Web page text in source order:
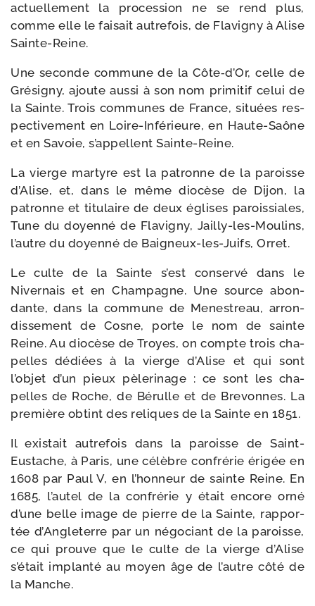
actuel­le­ment la pro­ces­sion ne se rend plus,
comme elle le fai­sait autre­fois, de Flavigny à Alise
Sainte-Reine.
Une seconde com­mune de la Côte‑d’Or, celle de
Grésigny, ajoute aus­si à son nom pri­mi­tif celui de
la Sainte. Trois com­munes de France, situées res­
pec­ti­ve­ment en Loire-​Inférieure, en Haute-​Saône
et en Savoie, s’appellent Sainte-Reine.
La vierge mar­tyre est la patronne de la paroisse
d’Alise, et, dans le même dio­cèse de Dijon, la
patronne et titu­laire de deux églises parois­siales,
Tune du doyen­né de Flavigny, Jailly-​les-​Moulins,
l’autre du doyen­né de Baigneux-​les-​Juifs, Orret.
Le culte de la Sainte s’est conser­vé dans le
Nivernais et en Cham­pagne. Une source abon­
dante, dans la com­mune de Menestreau, arron­
dis­se­ment de Cosne, porte le nom de sainte
Reine. Au dio­cèse de Troyes, on compte trois cha­
pelles dédiées à la vierge d’Alise et qui sont
l’objet d’un pieux pèle­ri­nage : ce sont les cha­
pelles de Roche, de Bérulle et de Brevonnes. La
pre­mière obtint des reliques de la Sainte en 1851.
Il exis­tait autre­fois dans la paroisse de Saint-​
Eustache, à Paris, une célèbre confré­rie éri­gée en
1608 par Paul V, en l’honneur de sainte Reine. En
1685, l’autel de la confré­rie y était encore orné
d’une belle image de pierre de la Sainte, rap­por­
tée d’Angleterre par un négo­ciant de la paroisse,
ce qui prouve que le culte de la vierge d’Alise
s’était implan­té au moyen âge de l’autre côté de
la Manche.